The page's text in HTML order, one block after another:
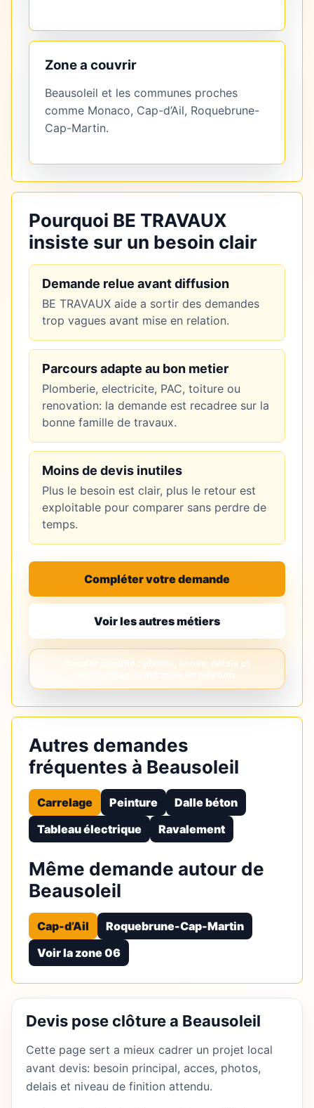
Zone a couvrir
Beausoleil et les communes proches
comme Monaco, Cap-d’Ail, Roquebrune-
Cap-Martin.
Pourquoi BE TRAVAUX
insiste sur un besoin clair
Demande relue avant diffusion
BE TRAVAUX aide a sortir des demandes
trop vagues avant mise en relation.
Parcours adapte au bon metier
Plomberie, electricite, PAC, toiture ou
renovation: la demande est recadree sur la
bonne famille de travaux.
Moins de devis inutiles
Plus le besoin est clair, plus le retour est
exploitable pour comparer sans perdre de
temps.
Compléter votre demande
Voir les autres métiers
Autres demandes
fréquentes à Beausoleil
Carrelage Peinture
Dalle béton
Tableau électrique
Ravalement
Même demande autour de
Beausoleil
Cap-d’Ail
Roquebrune-Cap-Martin
Voir la zone 06
Devis pose clôture a Beausoleil
Cette page sert a mieux cadrer un projet local
avant devis: besoin principal, acces, photos,
delais et niveau de finition attendu.